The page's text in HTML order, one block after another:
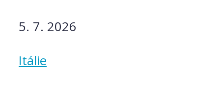
5. 7. 2026
Itálie